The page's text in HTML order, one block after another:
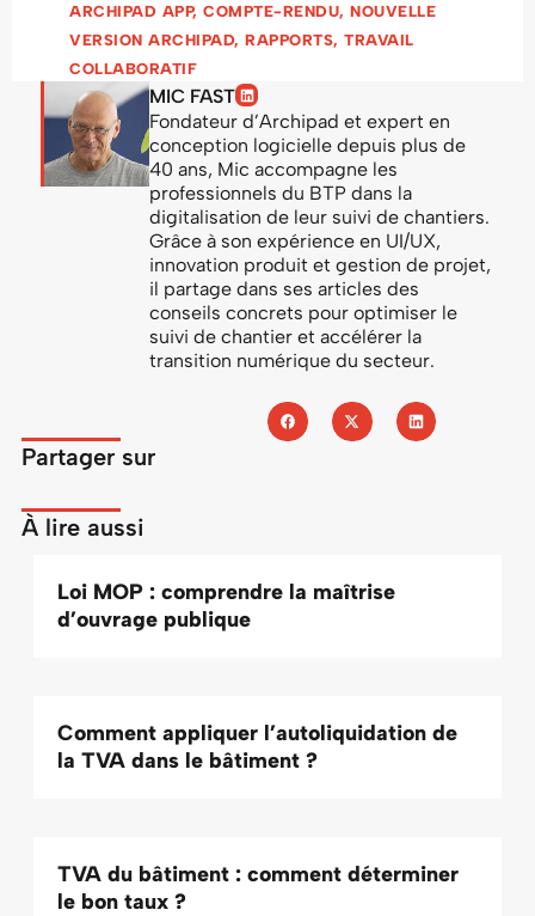
ARCHIPAD APP, COMPTE-RENDU, NOUVELLE
VERSION ARCHIPAD, RAPPORTS, TRAVAIL
COLLABORATIF
MIC FAST
Fondateur d’Archipad et expert en
conception logicielle depuis plus de
40 ans, Mic accompagne les
professionnels du BTP dans la
digitalisation de leur suivi de chantiers.
Grâce à son expérience en UI/UX,
innovation produit et gestion de projet,
il partage dans ses articles des
conseils concrets pour optimiser le
suivi de chantier et accélérer la
transition numérique du secteur.
Partager sur
À lire aussi
Loi MOP : comprendre la maîtrise
d’ouvrage publique
Comment appliquer l’autoliquidation de
la TVA dans le bâtiment ?
TVA du bâtiment : comment déterminer
le bon taux ?